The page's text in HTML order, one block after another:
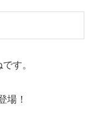
す。
場！